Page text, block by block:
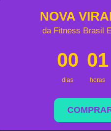
NOVA
da Fitness Brasil
00
dias
01
horas